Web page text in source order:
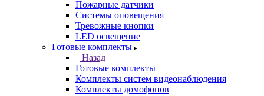
Пожарные датчики
Системы оповещения
Тревожные кнопки
LED освещение
Готовые комплекты
Назад
Готовые комплекты
Комплекты систем видеонаблюдения
Комплекты домофонов